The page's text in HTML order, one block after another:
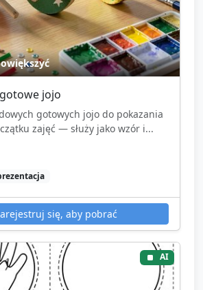
jojo
gotowych jojo do pokazania
zajęć — służy jako wzór i...
się, aby pobrać
AI